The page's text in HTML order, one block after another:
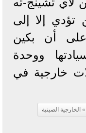
تؤدي إلا إلى
على أن بكين
ووحدة
خارجية في
الخارجية الصينية